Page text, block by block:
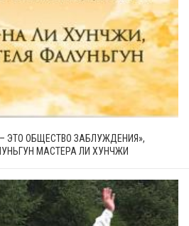
ЭТО ОБЩЕСТВО ЗАБЛУЖДЕНИЯ»,
МАСТЕРА ЛИ ХУНЧЖИ